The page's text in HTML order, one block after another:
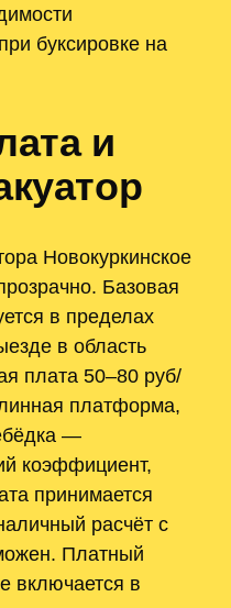
буксировке на
и
Новокуркинское
Базовая
в пределах
в область
плата 50–80 руб/
платформа,
—
коэффициент,
принимается
расчёт с
Платный
включается в